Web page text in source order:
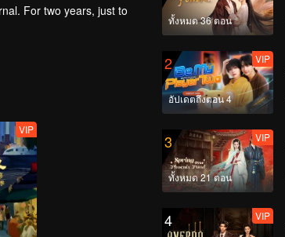
For two years, just to
VIP
ทั้งหมด 36 ตอน
2
อัปเดตถึงตอน 4
VIP
3
ทั้งหมด 21 ตอน
VIP
4 VIP